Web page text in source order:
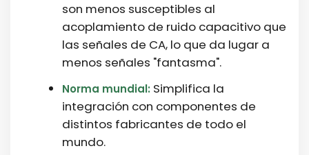
son menos susceptibles al
acoplamiento de ruido capacitivo que
las señales de CA, lo que da lugar a
menos señales "fantasma".
Norma mundial: Simplifica la
integración con componentes de
distintos fabricantes de todo el
mundo.